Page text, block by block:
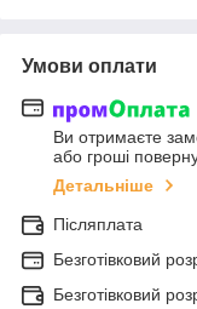
Умови оплати
Ви отримаєте
або гроші
Детальніше
Післяплата
Безготівковий
Безготівковий